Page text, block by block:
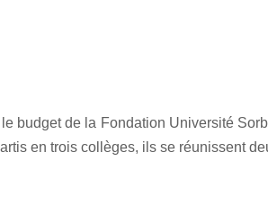
budget de la Fondation Université
en trois collèges, ils se réunissent